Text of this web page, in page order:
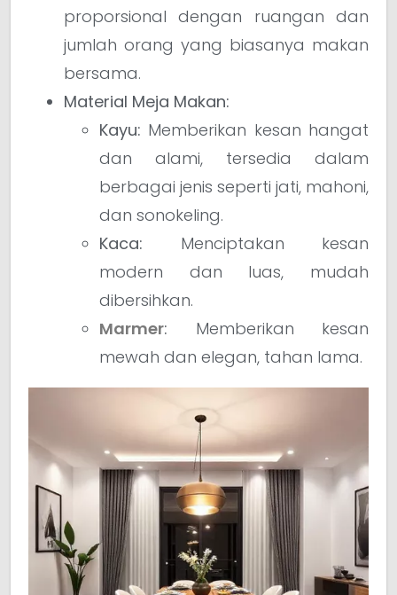
proporsional dengan ruangan dan
jumlah orang yang biasanya makan
bersama.
Material Meja Makan:
Kayu: Memberikan kesan hangat
dan alami, tersedia dalam
berbagai jenis seperti jati, mahoni,
dan sonokeling.
Kaca: Menciptakan kesan
modern dan luas, mudah
dibersihkan.
Marmer: Memberikan kesan
mewah dan elegan, tahan lama.